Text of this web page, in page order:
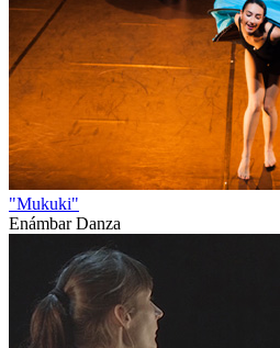
"Mukuki"
Enámbar Danza